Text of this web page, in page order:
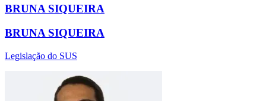
BRUNA SIQUEIRA
BRUNA SIQUEIRA
Legislação do SUS